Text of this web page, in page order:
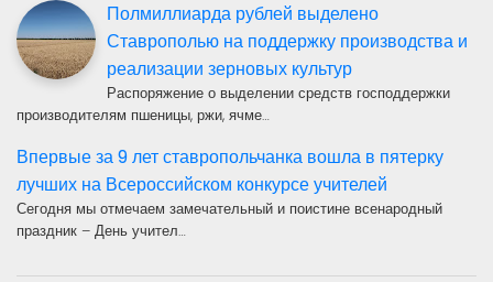
Полмиллиарда рублей выделено
Ставрополью на поддержку производства и
реализации зерновых культур
Распоряжение о выделении средств господдержки
производителям пшеницы, ржи, ячме…
Впервые за 9 лет ставропольчанка вошла в пятерку
лучших на Всероссийском конкурсе учителей
Сегодня мы отмечаем замечательный и поистине всенародный
праздник – День учител…